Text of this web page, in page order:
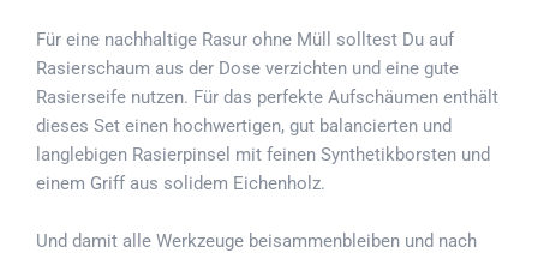
Für eine nachhaltige Rasur ohne Müll solltest Du auf
Rasierschaum aus der Dose verzichten und eine gute
Rasierseife nutzen. Für das perfekte Aufschäumen enthält
dieses Set einen hochwertigen, gut balancierten und
langlebigen Rasierpinsel mit feinen Synthetikborsten und
einem Griff aus solidem Eichenholz.
Und damit alle Werkzeuge beisammenbleiben und nach